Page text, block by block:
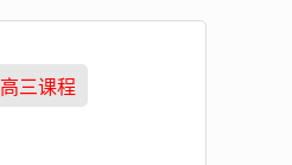
高三课程